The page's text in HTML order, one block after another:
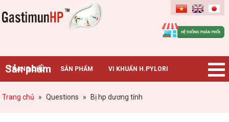
Gastimunhp
Sản phẩm
TRANG CHỦ SẢN PHẨM VI KHUẨN H.PYLORI
BỆNH DẠ DÀY TIN TỨC – SỰ KIỆN HƯỚNG DẪN MUA HÀNG
Trang chủ » Questions » Bị hp dương tính